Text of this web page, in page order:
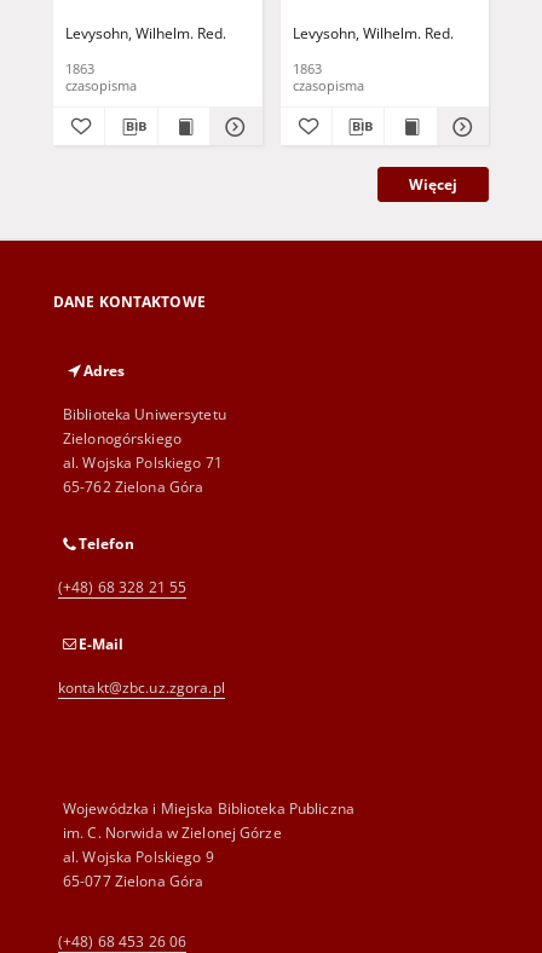
Levysohn, Wilhelm. Red.
1863
czasopisma
Levysohn, Wilhelm. Red.
1863
czasopisma
Więcej
DANE KONTAKTOWE
Adres
Biblioteka Uniwersytetu
Zielonogórskiego
al. Wojska Polskiego 71
65-762 Zielona Góra
Telefon
(+48) 68 328 21 55
E-Mail
kontakt@zbc.uz.zgora.pl
Wojewódzka i Miejska Biblioteka Publiczna
im. C. Norwida w Zielonej Górze
al. Wojska Polskiego 9
65-077 Zielona Góra
(+48) 68 453 26 06